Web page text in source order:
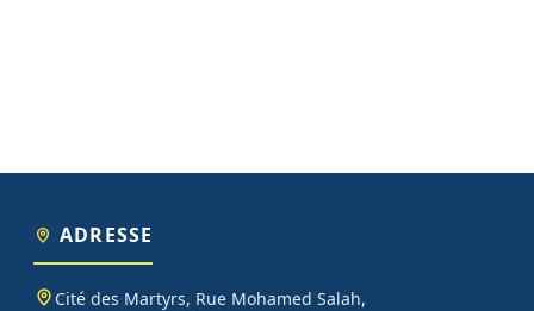
ADRESSE
Cité des Martyrs, Rue Mohamed Salah,